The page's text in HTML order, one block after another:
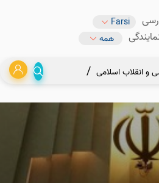
Farsi
Englishهمه
مزار شریف و انقلاب اسلامی